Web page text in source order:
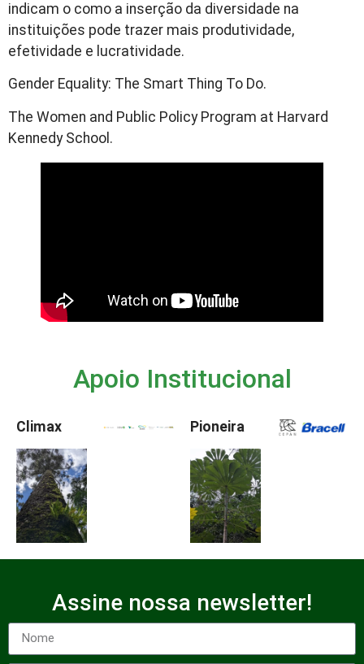
indicam o como a inserção da diversidade na
instituições pode trazer mais produtividade,
efetividade e lucratividade.
Gender Equality: The Smart Thing To Do.
The Women and Public Policy Program at Harvard
Kennedy School.
Apoio Institucional
Climax Pioneira
Assine nossa newsletter!